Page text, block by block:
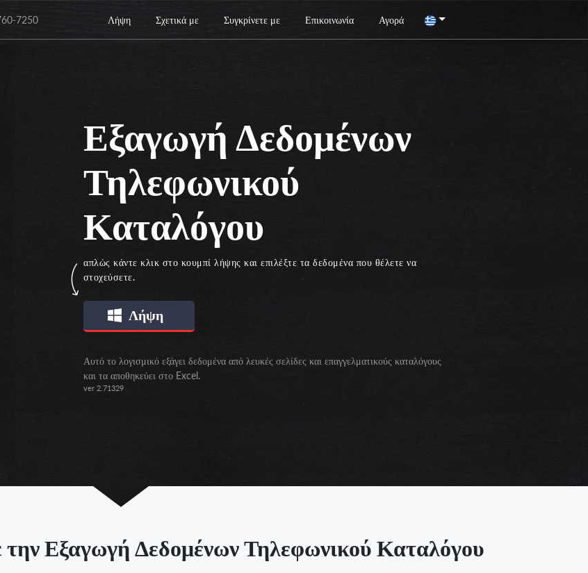
7250 Λήψη Σχετικά με Συγκρίνετε με Επικοινωνία Αγορά
Εξαγωγή Δεδομένων
Τηλεφωνικού
Καταλόγου
απλώς κάντε κλικ στο κουμπί λήψης και επιλέξτε τα δεδομένα που θέλετε να
στοχεύσετε.
Λήψη
Αυτό το λογισμικό εξάγει δεδομένα από λευκές σελίδες και επαγγελματικούς καταλόγους
και τα αποθηκεύει στο Excel.
ver 2.71329
την Εξαγωγή Δεδομένων Τηλεφωνικού Καταλόγου